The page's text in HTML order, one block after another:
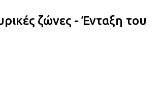
ζώνες - Ένταξη του